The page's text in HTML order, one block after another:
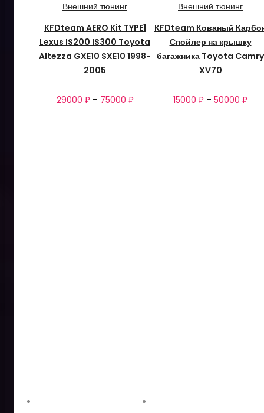
Внешний тюнинг
KFDteam AERO Kit TYPE1
Lexus IS200 IS300 Toyota
Altezza GXE10 SXE10 1998-
2005
29000 ₽– 75000 ₽
Внешний тюнинг
KFDteam Кованый
Спойлер на крышку
багажника Toyota Camry
XV70
15000 ₽ – 50000 ₽